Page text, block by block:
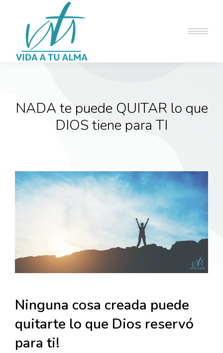
NADA te puede QUITAR lo que
DIOS tiene para TI
Ninguna cosa creada puede
quitarte lo que Dios reservó
para ti!